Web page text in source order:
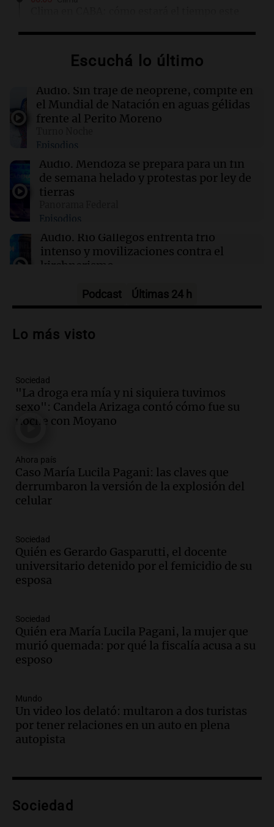
Clima
viernes 7 de agosto
23:50 Deportes
campeón panamericano de canotaje eslalon
en Canadá
23:48 Sociedad
la Ley de Inviolabilidad de la Propiedad
Privada
Escuchá lo último
Audio. Sin traje de neoprene, compite en
el Mundial de Natación en aguas gélidas
frente al Perito Moreno
Episodios
Audio. Mendoza se prepara para un fin
de semana helado y protestas por ley de
tierras
Episodios
Audio. Río Gallegos enfrenta frío
intenso y movilizaciones contra el
kirchnerismo
Audio.Debate en el Senado sobre
la soberanía digital en Argentina
Audio.
de semana helado y ciudadanos
marchan contra reforma de tierras
Panorama Federal
Audio.
El "Mono" de Kapanga
adelantó su show en Rosario.
Viva la Radio Rosario
Episodios
en suspenso a hombre por simular robo
de recaudación en San Luis
Panorama Federal
Episodios
ayuda por problemas de fertilidad y la
ostentación de millonarios
Amamos Argentina
Episodios
avanza con testimonios clave sobre el
accidente en Villa Dolores
Panorama Federal
Episodios
tributo todos los jueves
Episodios
Podcast Últimas 24 h
Lo más visto
Sociedad
"La droga era mía y ni siquiera tuvimos
sexo": Candela Arizaga contó cómo fue su
noche con Moyano
Ahora país
Caso María Lucila Pagani: las claves que
derrumbaron la versión de la explosión del
celular
Sociedad
Quién es Gerardo Gasparutti, el docente
universitario detenido por el femicidio de su
esposa
Sociedad
Quién era María Lucila Pagani, la mujer que
murió quemada: por qué la fiscalía acusa a su
esposo
Mundo
Un video los delató: multaron a dos turistas
por tener relaciones en un auto en plena
autopista
Sociedad